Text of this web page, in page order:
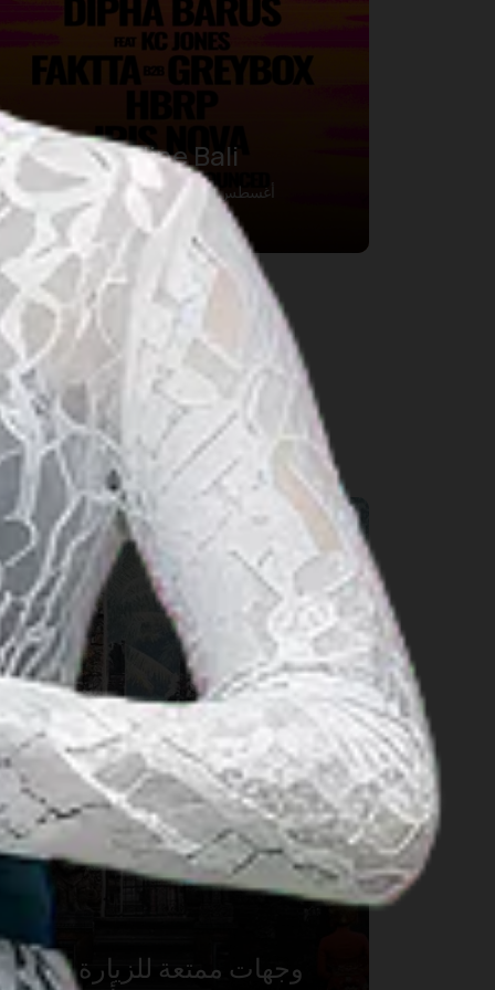
DWP Shoreline Bali
16 أغسطس 2026 – 16 أغسطس 2026
Bali
5 وجهات ممتعة للزيارة حول